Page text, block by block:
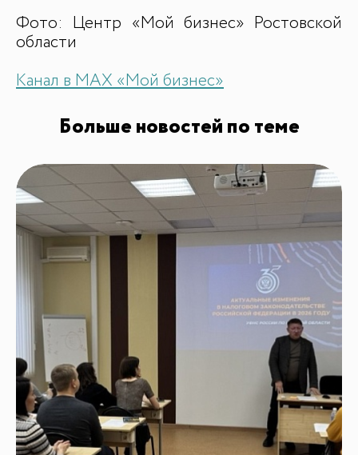
Фото: Центр «Мой бизнес» Ростовской
области
Канал в MAX «Мой бизнес»
Больше новостей по теме